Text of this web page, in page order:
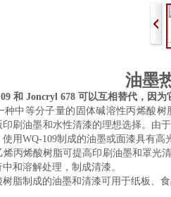
油墨
和 Joncryl 678 可以互相替代，因为
种中等分子量的固体碱溶性丙烯酸
刷油墨和水性清漆的理想选择。由
用WQ-109制成的油墨或面漆具有高
烯丙烯酸树脂可提高印刷油墨和罩光
和溶解处理，制成清漆。
脂制成的油墨和清漆可用于纸板、